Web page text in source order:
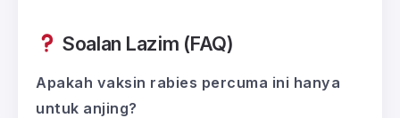
Soalan Lazim (FAQ)
Apakah vaksin rabies percuma ini hanya
untuk anjing?